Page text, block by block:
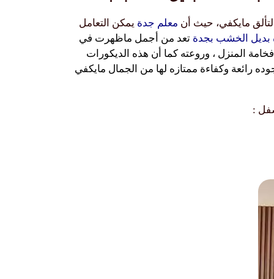
مايكفي، حيث أن معلم جدة يمكن التعامل
بديل الخشب بجدة تعد من أجمل ماظهرت في
المنزل ، وروعته كما أن هذه الديكورات
رائعة وكفاءة ممتازه لها من الجمال مايكفي
: